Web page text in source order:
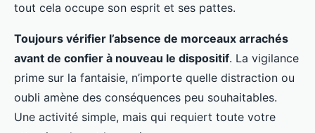
tout cela occupe son esprit et ses pattes.
Toujours vérifier l’absence de morceaux arrachés
avant de confier à nouveau le dispositif. La vigilance
prime sur la fantaisie, n’importe quelle distraction ou
oubli amène des conséquences peu souhaitables.
Une activité simple, mais qui requiert toute votre